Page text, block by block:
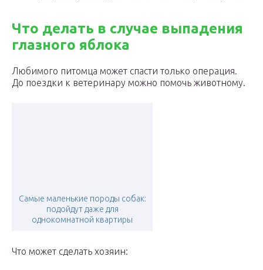
Что делать в случае выпадения
глазного яблока
Любимого питомца может спасти только операция.
До поездки к ветеринару можно помочь животному.
Самые маленькие породы собак:
подойдут даже для
однокомнатной квартиры
Что может сделать хозяин: